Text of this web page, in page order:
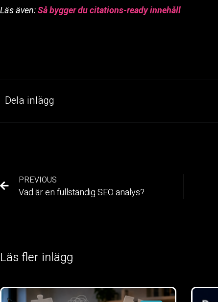
Läs även:Så bygger du citations-ready innehåll
Dela inlägg
PREVIOUS
Vad är en fullständig SEO analys?
Läs fler inlägg